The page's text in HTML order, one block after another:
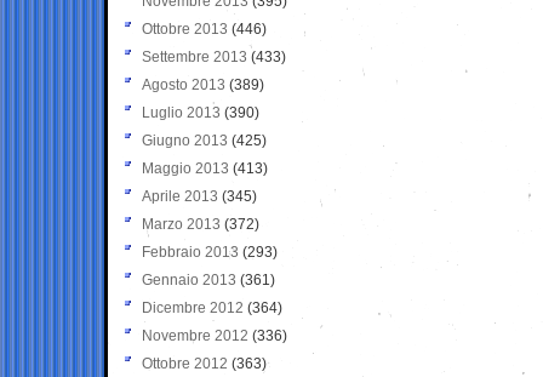
Ottobre 2013 (446)
Settembre 2013 (433)
Agosto 2013 (389)
Luglio 2013 (390)
Giugno 2013 (425)
Maggio 2013 (413)
Aprile 2013 (345)
Marzo 2013 (372)
Febbraio 2013 (293)
Gennaio 2013 (361)
Dicembre 2012 (364)
Novembre 2012 (336)
Ottobre 2012 (363)